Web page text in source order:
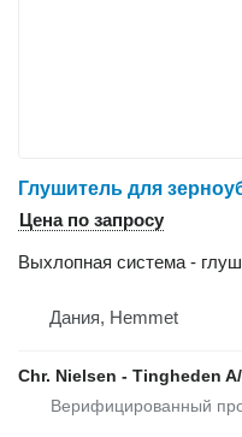
Цена по запросу
Выхлопная система -
Дания, Hemmet
Chr. Nielsen - Tingheden